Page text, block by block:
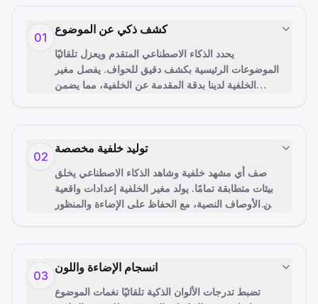
01
كشف ذكي عن الموضوع
يحدد الذكاء الاصطناعي المتقدم ويعزل تلقائيًا
الموضوعات الرئيسية بكشف دقيق للحواف. يفصل مغير
الخلفية لدينا بدقة المقدمة عن الخلفية، مما يضمن
02
توليد خلفية مخصصة
صف أي مشهد خلفية وشاهد الذكاء الاصطناعي يخلق
بيئات متطابقة تمامًا. يولد مغير الخلفية إعدادات واقعية
من الأوصاف النصية، مع الحفاظ على الإضاءة والمنظور
03
انسجام الإضاءة واللون
تضبط تدرجات الألوان الذكية تلقائيًا نغمات الموضوع